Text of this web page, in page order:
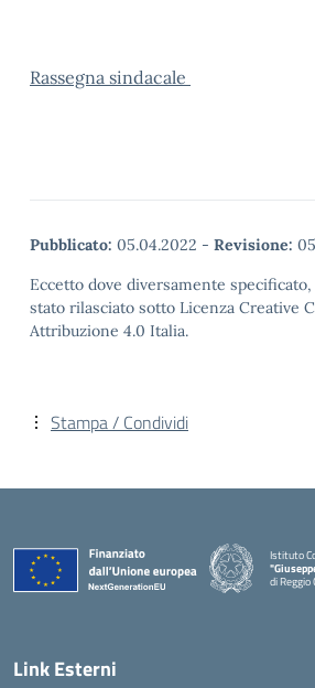
Rassegna sindacale
Pubblicato: 05.04.2022 - Revisione:
Eccetto dove diversamente
stato rilasciato sotto Licenza Creative
Attribuzione 4.0 Italia.
Stampa / Condividi
Istituto
di Reggio
— Visita
Link Esterni